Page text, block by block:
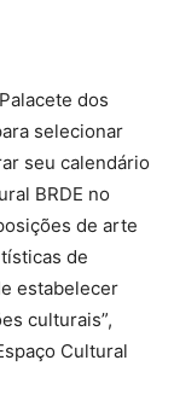
dos
selecionar
seu calendário
BRDE no
de arte
de
estabelecer
culturais”,
Cultural